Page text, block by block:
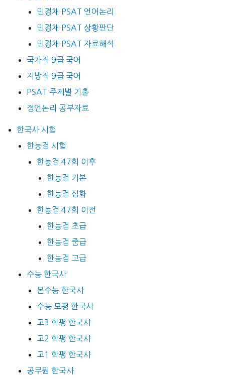
민경채 PSAT 언어논리
민경채 PSAT 상황판단
민경채 PSAT 자료해석
국가직 9급 국어
지방직 9급 국어
PSAT 주제별 기출
정언논리 공부자료
한국사 시험
한능검 시험
한능검 47회 이후
한능검 기본
한능검 심화
한능검 47회 이전
한능검 초급
한능검 중급
한능검 고급
수능 한국사
본수능 한국사
수능 모평 한국사
고3 학평 한국사
고2 학평 한국사
고1 학평 한국사
공무원 한국사